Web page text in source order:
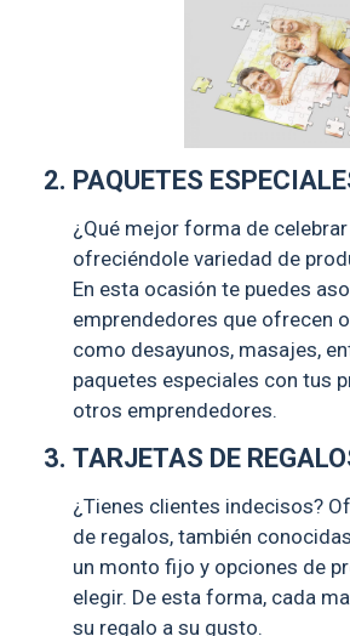
PAQUETES
¿Qué mejor forma de
ofreciéndole variedad de
En esta ocasión te puedes
emprendedores que ofrecen
como desayunos, masajes,
paquetes especiales con tus
otros emprendedores.
TARJETAS DE
¿Tienes clientes indecisos?
de regalos, también
un monto fijo y opciones de
elegir. De esta forma, cada
su regalo a su gusto.